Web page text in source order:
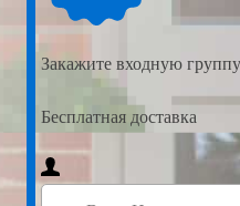
Закажите входную
Бесплатная доставка